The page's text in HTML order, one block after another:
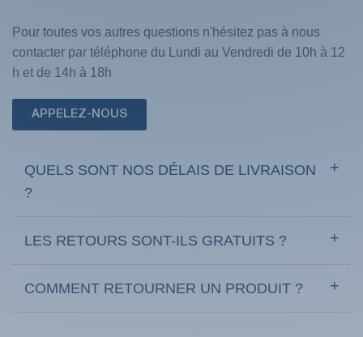
Pour toutes vos autres questions n'hésitez pas à nous
contacter par téléphone du Lundi au Vendredi de 10h à 12
h et de 14h à 18h
APPELEZ-NOUS
QUELS SONT NOS DÉLAIS DE LIVRAISON
?
LES RETOURS SONT-ILS GRATUITS ?
COMMENT RETOURNER UN PRODUIT ?